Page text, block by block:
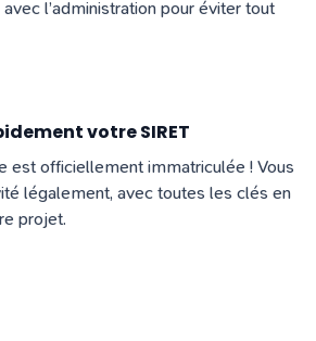
l’administration pour éviter tout
votre SIRET
est officiellement immatriculée ! Vous
légalement, avec toutes les clés en
projet.